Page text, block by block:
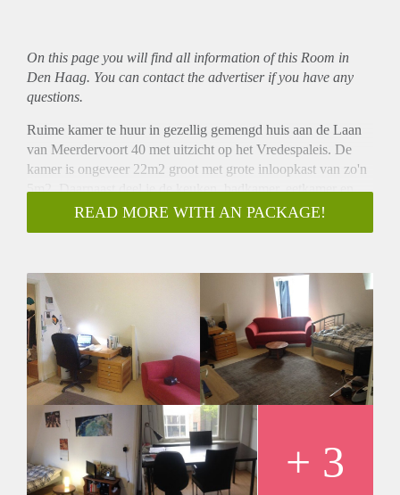
On this page you will find all information of this Room in
Den Haag. You can contact the advertiser if you have any
questions.
Ruime kamer te huur in gezellig gemengd huis aan de Laan
van Meerdervoort 40 met uitzicht op het Vredespaleis. De
kamer is ongeveer 22m2 groot met grote inloopkast van zo'n
5m2. Daarnaast deel je de keuken, badkamer, eetkamer en
het balkon met drie gezellige huisgenootjes, allen afstuderend
of net werkend. Voor de gemeenschappelijke ruimtes hebben
leuk bericht over jezelf en wellicht nodigen we je binnen kort
uit om langs te komen om kennis te maken. De kamer is voor
onbepaalde tijd beschikbaar.
READ MORE WITH AN PACKAGE!
+ 3